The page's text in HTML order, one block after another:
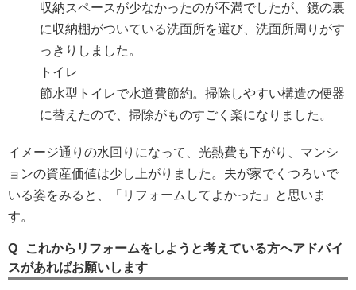
収納スペースが少なかったのが不満でしたが、鏡の裏
に収納棚がついている洗面所を選び、洗面所周りがす
っきりしました。
トイレ
節水型トイレで水道費節約。掃除しやすい構造の便器
に替えたので、掃除がものすごく楽になりました。
イメージ通りの水回りになって、光熱費も下がり、マンシ
ョンの資産価値は少し上がりました。夫が家でくつろいで
いる姿をみると、「リフォームしてよかった」と思いま
す。
これからリフォームをしようと考えている方へアドバイ
スがあればお願いします